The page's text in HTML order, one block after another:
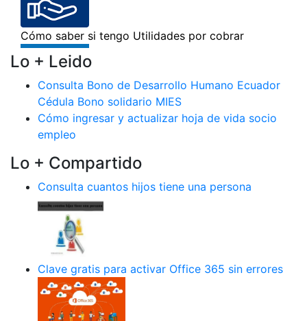
Lo + Leido
Consulta Bono de Desarrollo Humano Ecuador
Cédula Bono solidario MIES
Cómo ingresar y actualizar hoja de vida socio
empleo
Lo + Compartido
Consulta cuantos hijos tiene una persona
Clave gratis para activar Office 365 sin errores